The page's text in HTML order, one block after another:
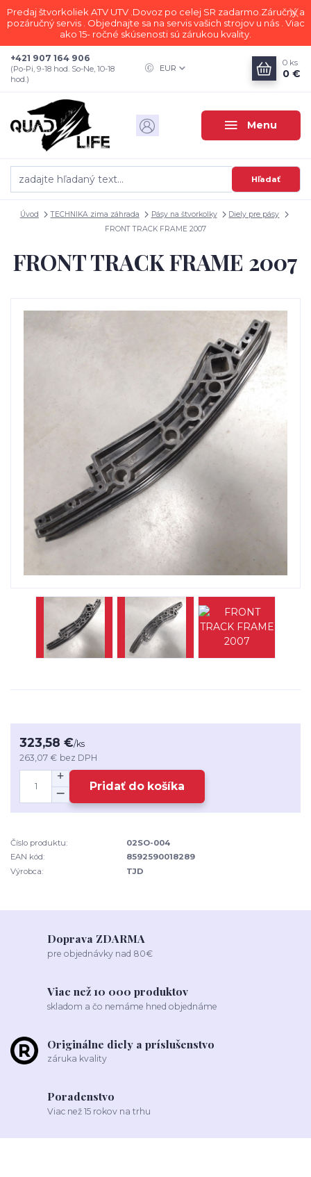
Predaj štvorkoliek ATV UTV .Dovoz po celej SR zadarmo.Záručný a
pozáručný servis . Objednajte sa na servis vašich strojov u nás . Viac
ako 15- ročné skúsenosti sú zárukou kvality.
Menu
EUR
Hľadať
+421 907 164 906
(Po-Pi, 9-18 hod. So-Ne, 10-18
hod.)
0 ks
0 €
Úvod TECHNIKA zima záhrada Pásy na štvorkolky
Diely pre pásy
FRONT TRACK FRAME 2007
FRONT TRACK FRAME 2007
323,58 €/ks
263,07 € bez DPH
Pridať do košíka
Číslo produktu:
02SO-004
EAN kód:
8592590018289
Výrobca:
TJD
Doprava ZDARMA
pre objednávky nad 80€
Viac než 10 000 produktov
skladom a čo nemáme hned objednáme
Originálne diely a príslušenstvo
záruka kvality
Poradenstvo
Viac než 15 rokov na trhu